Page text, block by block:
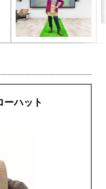
ハット